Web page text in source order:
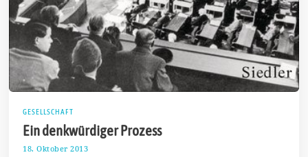
GESELLSCHAFT
Ein denkwürdiger Prozess
18. Oktober 2013